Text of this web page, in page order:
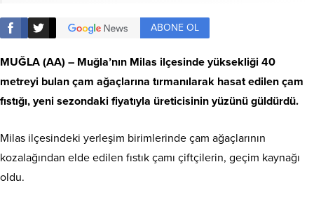
ABONE OL
MUĞLA (AA) – Muğla’nın Milas ilçesinde yüksekliği 40
metreyi bulan çam ağaçlarına tırmanılarak hasat edilen çam
fıstığı, yeni sezondaki fiyatıyla üreticisinin yüzünü güldürdü.
Milas ilçesindeki yerleşim birimlerinde çam ağaçlarının
kozalağından elde edilen fıstık çamı çiftçilerin, geçim kaynağı
oldu.